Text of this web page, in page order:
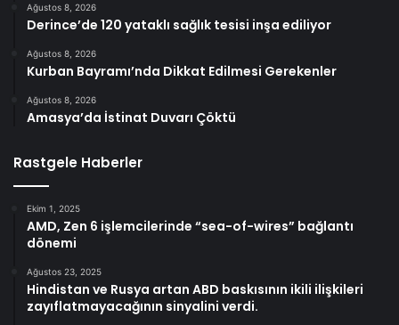
Ağustos 8, 2026
Derince’de 120 yataklı sağlık tesisi inşa ediliyor
Ağustos 8, 2026
Kurban Bayramı’nda Dikkat Edilmesi Gerekenler
Ağustos 8, 2026
Amasya’da İstinat Duvarı Çöktü
Rastgele Haberler
Ekim 1, 2025
AMD, Zen 6 işlemcilerinde “sea-of-wires” bağlantı
dönemi
Ağustos 23, 2025
Hindistan ve Rusya artan ABD baskısının ikili ilişkileri
zayıflatmayacağının sinyalini verdi.